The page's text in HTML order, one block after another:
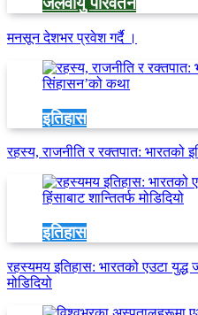
मनसून देशभर प्रवेश गर्दै ।
इतिहास
रहस्य, राजनीति र रक्तपात: भारतको
इतिहास
रहस्यमय इतिहास: भारतको एउटा युद्ध
मोडिदियो